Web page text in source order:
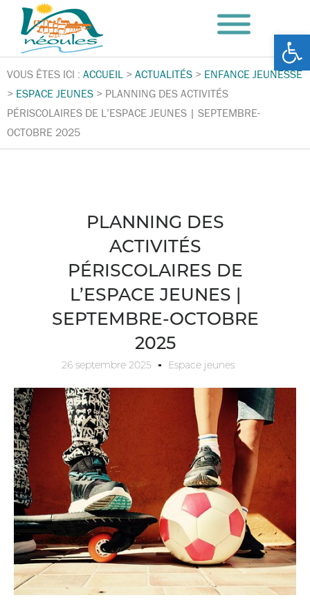
VOUS ÊTES ICI : ACCUEIL > ACTUALITÉS > ENFANCE JEUNESSE
> ESPACE JEUNES > PLANNING DES ACTIVITÉS
PÉRISCOLAIRES DE L’ESPACE JEUNES | SEPTEMBRE-
OCTOBRE 2025
PLANNING DES
ACTIVITÉS
PÉRISCOLAIRES DE
L’ESPACE JEUNES |
SEPTEMBRE-OCTOBRE
2025
26 septembre 2025 Espace jeunes